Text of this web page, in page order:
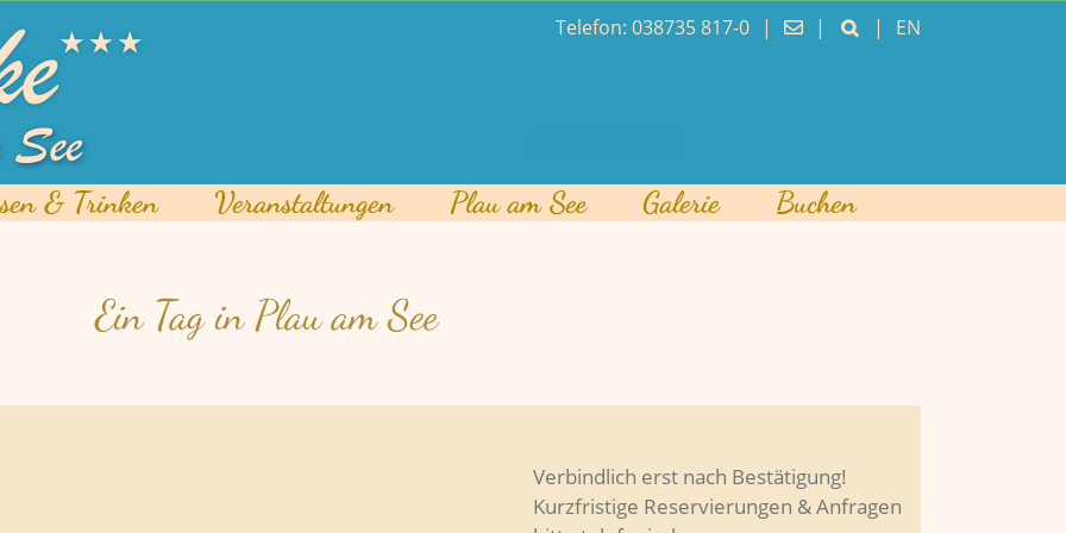
Telefon: 038735 817-0 | | | EN
& Trinken Veranstaltungen Plau am See Galerie Buchen
Ein Tag in Plau am See
Verbindlich erst nach Bestätigung!
Kurzfristige Reservierungen & Anfragen